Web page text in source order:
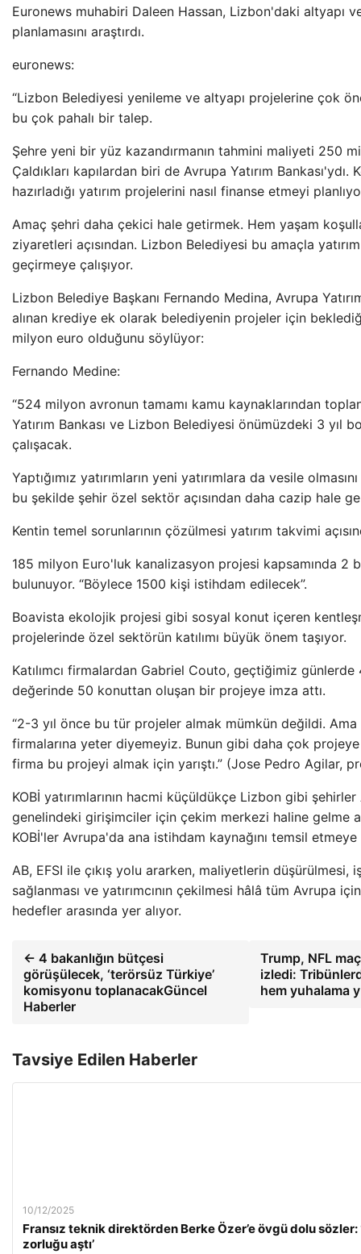
Euronews muhabiri Daleen Hassan, Lizbon'daki altyapı
planlamasını araştırdı.
euronews:
“Lizbon Belediyesi yenileme ve altyapı projelerine çok
bu çok pahalı bir talep.
Şehre yeni bir yüz kazandırmanın tahmini maliyeti 250
Çaldıkları kapılardan biri de Avrupa Yatırım Bankası'ydı.
hazırladığı yatırım projelerini nasıl finanse etmeyi
Amaç şehri daha çekici hale getirmek. Hem yaşam
ziyaretleri açısından. Lizbon Belediyesi bu amaçla
geçirmeye çalışıyor.
Lizbon Belediye Başkanı Fernando Medina, Avrupa
alınan krediye ek olarak belediyenin projeler için
milyon euro olduğunu söylüyor:
Fernando Medine:
“524 milyon avronun tamamı kamu kaynaklarından
Yatırım Bankası ve Lizbon Belediyesi önümüzdeki 3 yıl
çalışacak.
Yaptığımız yatırımların yeni yatırımlara da vesile
bu şekilde şehir özel sektör açısından daha cazip hale
Kentin temel sorunlarının çözülmesi yatırım takvimi
185 milyon Euro'luk kanalizasyon projesi kapsamında 2
bulunuyor. “Böylece 1500 kişi istihdam edilecek”.
Boavista ekolojik projesi gibi sosyal konut içeren
projelerinde özel sektörün katılımı büyük önem taşıyor.
Katılımcı firmalardan Gabriel Couto, geçtiğimiz
değerinde 50 konuttan oluşan bir projeye imza attı.
“2-3 yıl önce bu tür projeler almak mümkün değildi.
firmalarına yeter diyemeyiz. Bunun gibi daha çok
firma bu projeyi almak için yarıştı.” (Jose Pedro Agilar,
KOBİ yatırımlarının hacmi küçüldükçe Lizbon gibi
genelindeki girişimciler için çekim merkezi haline gelme
KOBİ'ler Avrupa'da ana istihdam kaynağını temsil
AB, EFSI ile çıkış yolu ararken, maliyetlerin düşürülmesi,
sağlanması ve yatırımcının çekilmesi hâlâ tüm Avrupa
hedefler arasında yer alıyor.
← 4 bakanlığın bütçesi
görüşülecek, ‘terörsüz Türkiye’
komisyonu toplanacakGüncel
Haberler
Trump, NFL
izledi:
hem yuhalama
Tavsiye Edilen Haberler
10/12/2025
Fransız teknik direktörden Berke Özer’e övgü dolu sözler:
zorluğu aştı’